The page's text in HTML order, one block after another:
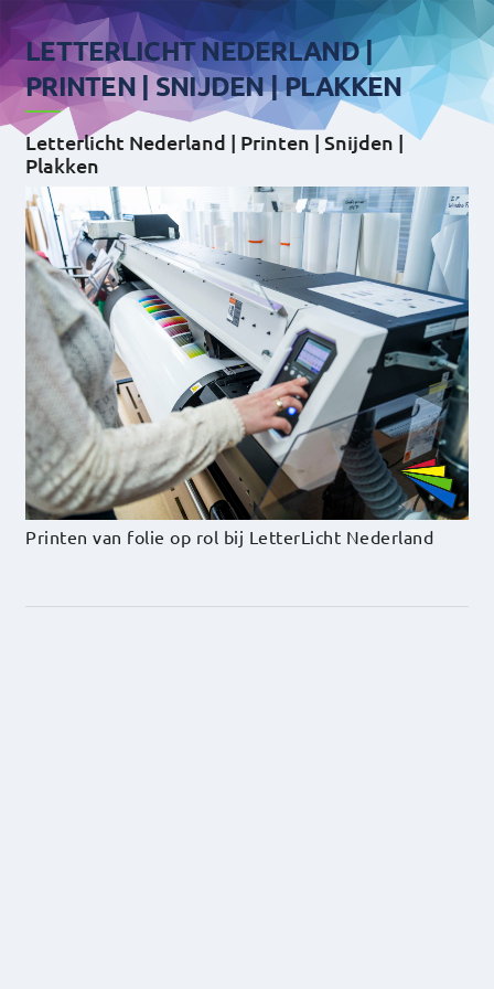
LETTERLICHT NEDERLAND |
PRINTEN | SNIJDEN | PLAKKEN
Letterlicht Nederland | Printen | Snijden |
Plakken
Printen van folie op rol bij LetterLicht Nederland